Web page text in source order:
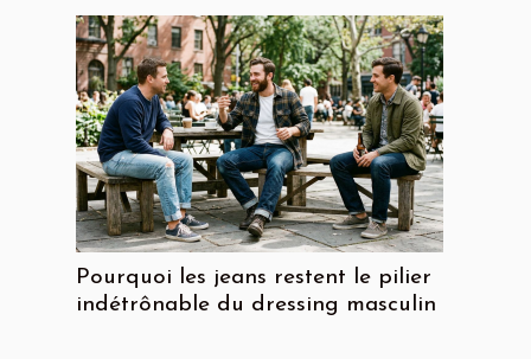
Pourquoi les jeans restent le pilier
indétrônable du dressing masculin